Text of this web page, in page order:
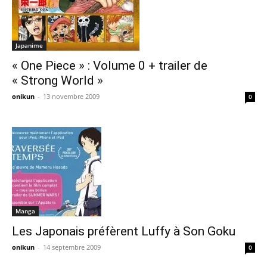
Japanime
« One Piece » : Volume 0 + trailer de
« Strong World »
onikun - 13 novembre 2009 0
Manga
Les Japonais préfèrent Luffy à Son Goku
onikun - 14 septembre 2009 0